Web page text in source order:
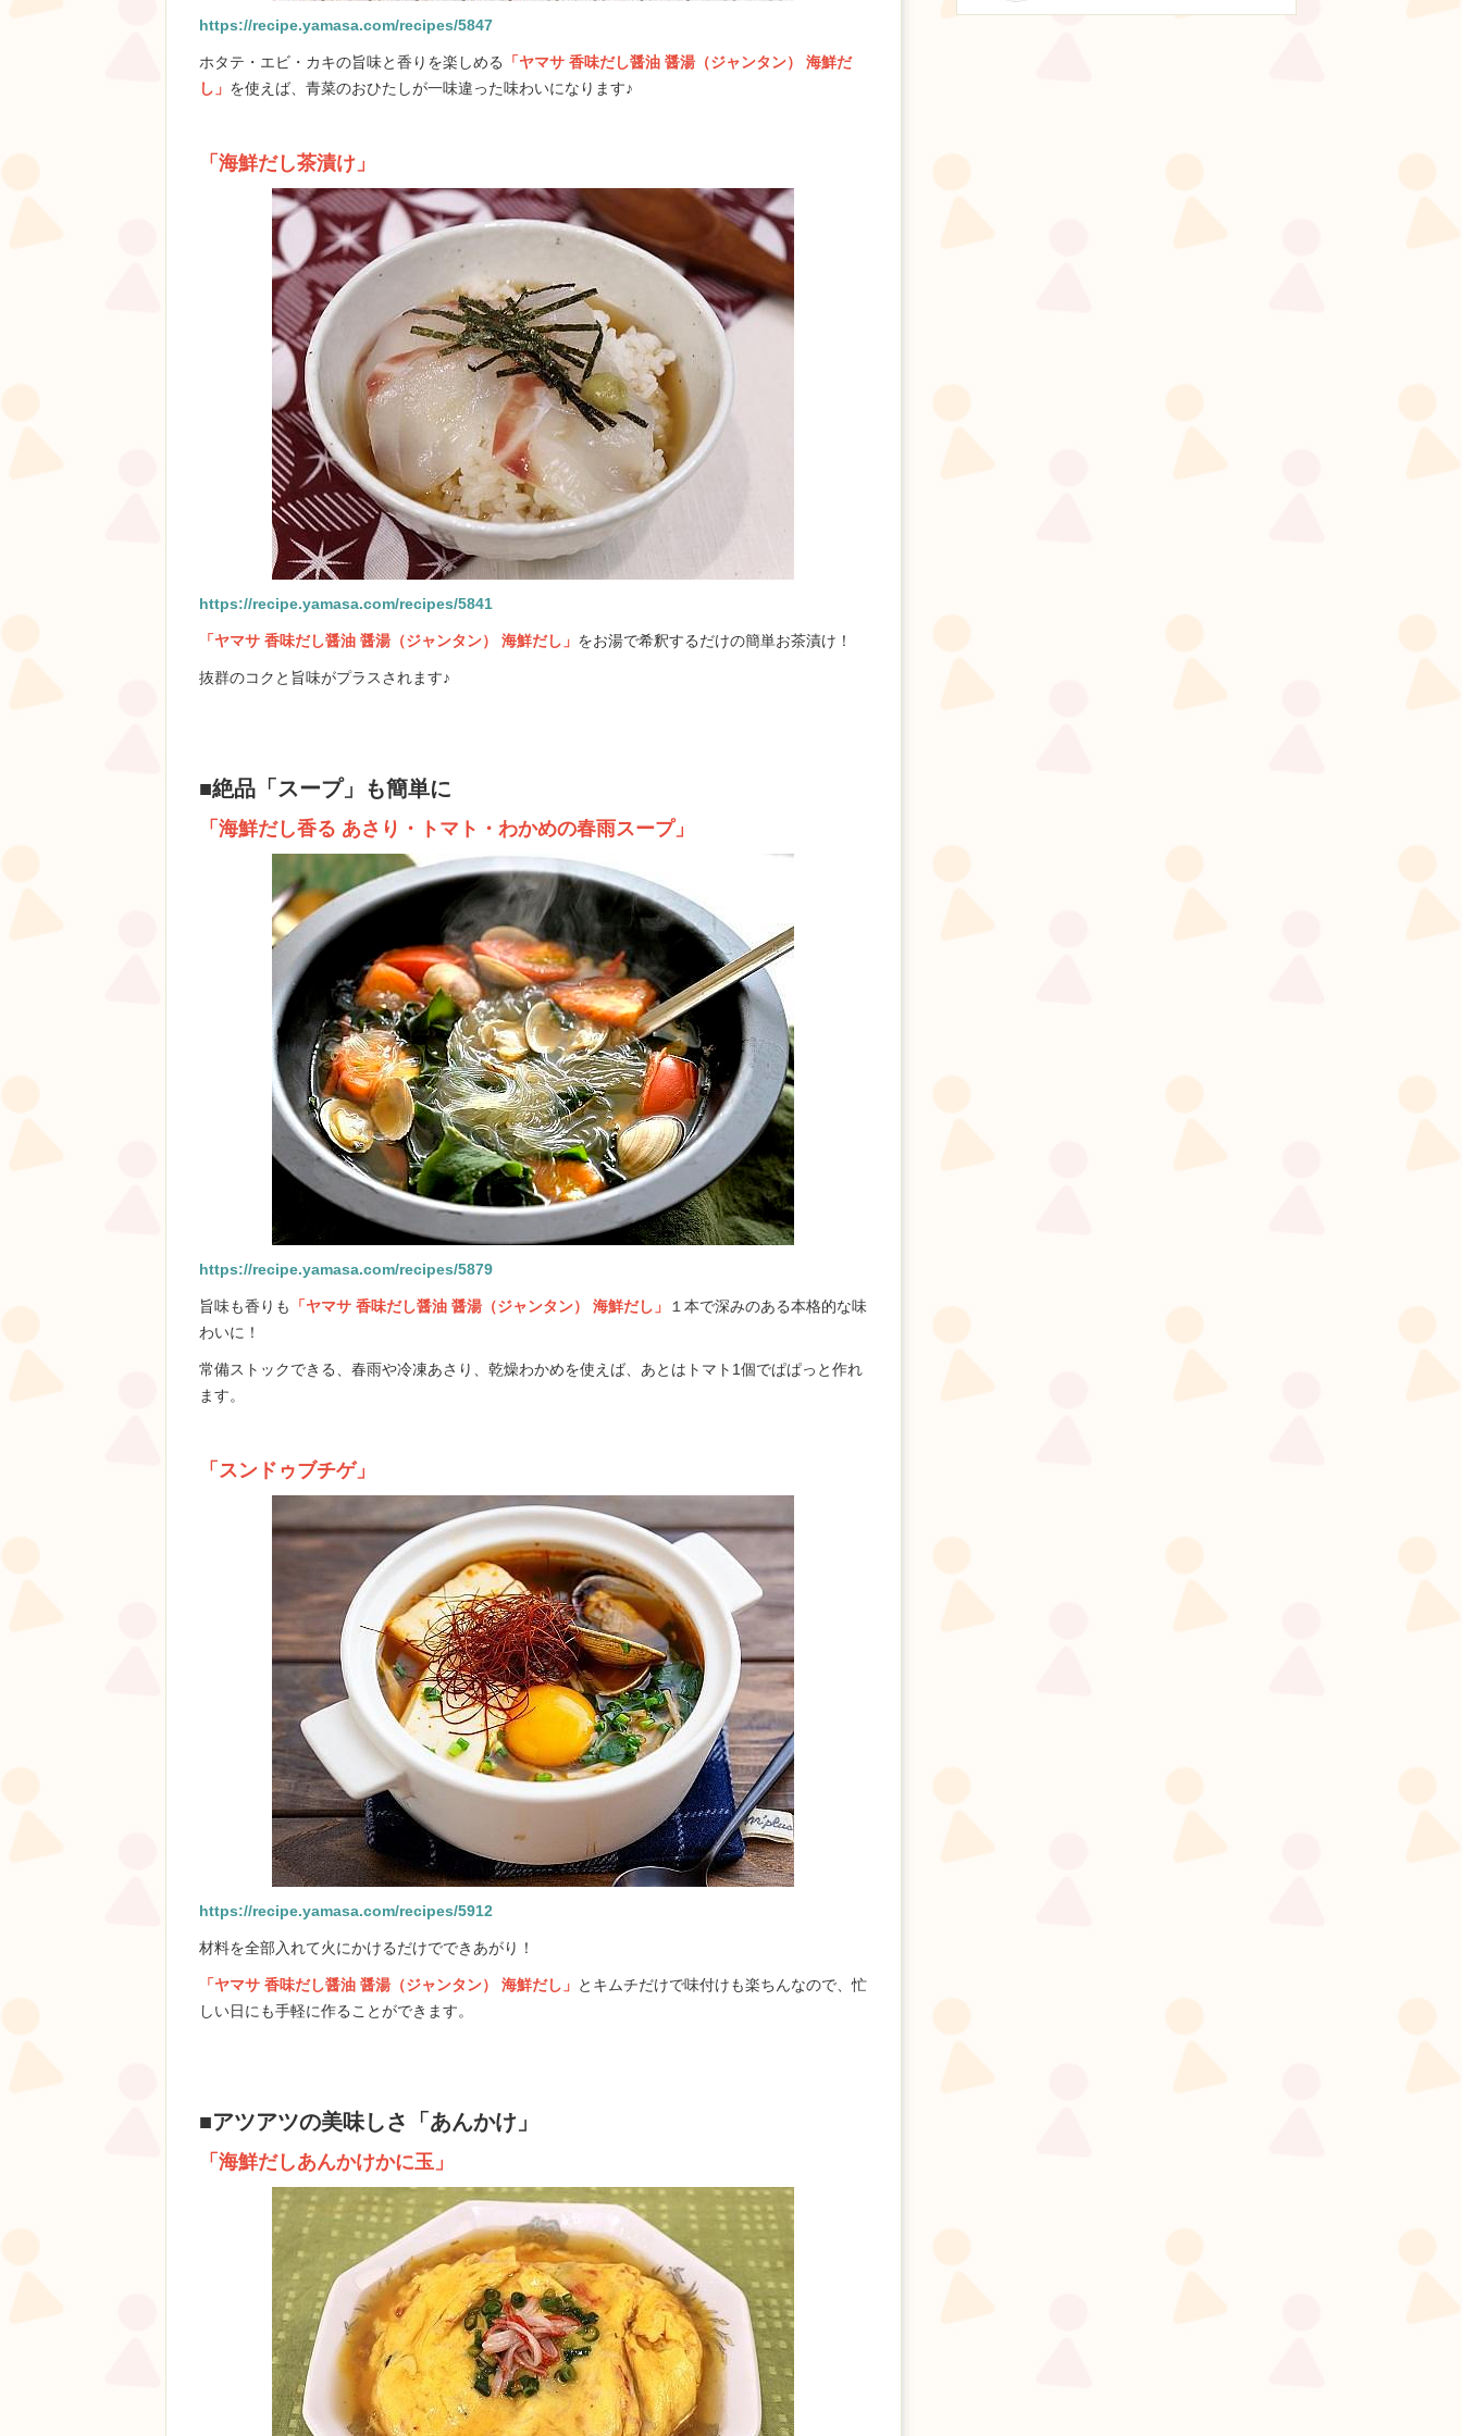
https://recipe.yamasa.com/recipes/5847
ホタテ・エビ・カキの旨味と香りを楽しめる
「ヤマサ 香味だし醤油 醤湯（ジャンタン） 海鮮だ
し」 を使えば、青菜のおひたしが一味違った味わいになります♪
「海鮮だし茶漬け」
https://recipe.yamasa.com/recipes/5841
「ヤマサ 香味だし醤油 醤湯（ジャンタン） 海鮮だし」 をお湯で希釈するだけの簡単お茶漬け！
抜群のコクと旨味がプラスされます♪
■絶品「スープ」も簡単に
「海鮮だし香る あさり・トマト・わかめの春雨スープ」
https://recipe.yamasa.com/recipes/5879
旨味も香りも 「ヤマサ 香味だし醤油 醤湯（ジャンタン） 海鮮だし」
１本で深みのある本格的な味
わいに！
常備ストックできる、春雨や冷凍あさり、乾燥わかめを使えば、あとはトマト1個でぱぱっと作れ
ます。
「スンドゥブチゲ」
https://recipe.yamasa.com/recipes/5912
材料を全部入れて火にかけるだけでできあがり！
「ヤマサ 香味だし醤油 醤湯（ジャンタン） 海鮮だし」 とキムチだけで味付けも楽ちんなので、忙
しい日にも手軽に作ることができます。
■アツアツの美味しさ「あんかけ」
「海鮮だしあんかけかに玉」